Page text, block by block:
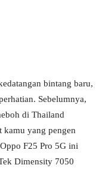
bintang baru,
Sebelumnya,
di Thailand
kamu yang pengen
F25 Pro 5G ini
Dimensity 7050